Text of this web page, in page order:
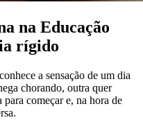
na Educação
rígido
a sensação de um dia
chorando, outra quer
começar e, na hora de